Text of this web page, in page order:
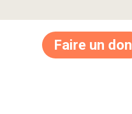
Faire un don